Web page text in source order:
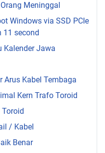
Meninggal
Windows via SSD PCIe
11 second
Kalender Jawa
Arus Kabel Tembaga
Kern Trafo Toroid
/ Kabel
Benar